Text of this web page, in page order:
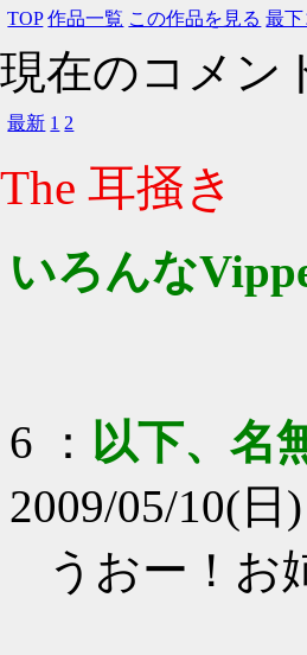
TOP 作品一覧 この作品を見る 最下
現在のコメン
最新 1 2
The 耳掻き
いろんな
6 ： 以下、名
2009/05/10(日
うおー！お